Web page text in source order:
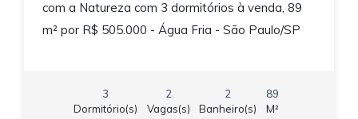
com a Natureza com 3 dormitórios à venda, 89
m² por R$ 505.000 - Água Fria - São Paulo/SP
3
Dormitório(s)
2
Vagas(s)
2
Banheiro(s)
89
M²